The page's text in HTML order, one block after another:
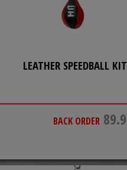
LEATHER SPEEDBALL KIT
BACK ORDER